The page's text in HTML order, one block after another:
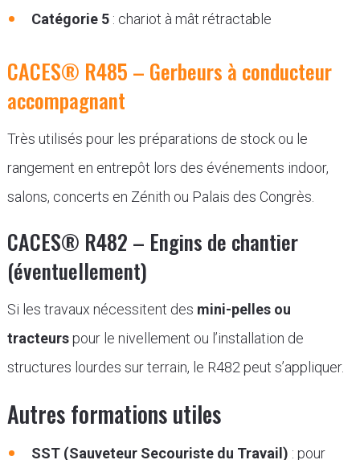
Catégorie 5: chariot à mât rétractable
CACES® R485 – Gerbeurs à conducteur
accompagnant
Très utilisés pour les préparations de stock ou le
rangement en entrepôt lors des événements indoor,
salons, concerts en Zénith ou Palais des Congrès.
CACES® R482 – Engins de chantier
(éventuellement)
Si les travaux nécessitent des mini-pelles ou
tracteurspour le nivellement ou l’installation de
structures lourdes sur terrain, le R482 peut s’appliquer.
Autres formations utiles
SST (Sauveteur Secouriste du Travail) : pour